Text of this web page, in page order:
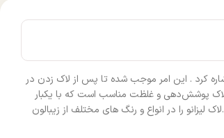
کرد . این امر موجب شده تا پس از لاک زدن در
پوشش‌دهی و غلظت مناسب است که با یکبار
را در انواع و رنگ های مختلف از زیبالون